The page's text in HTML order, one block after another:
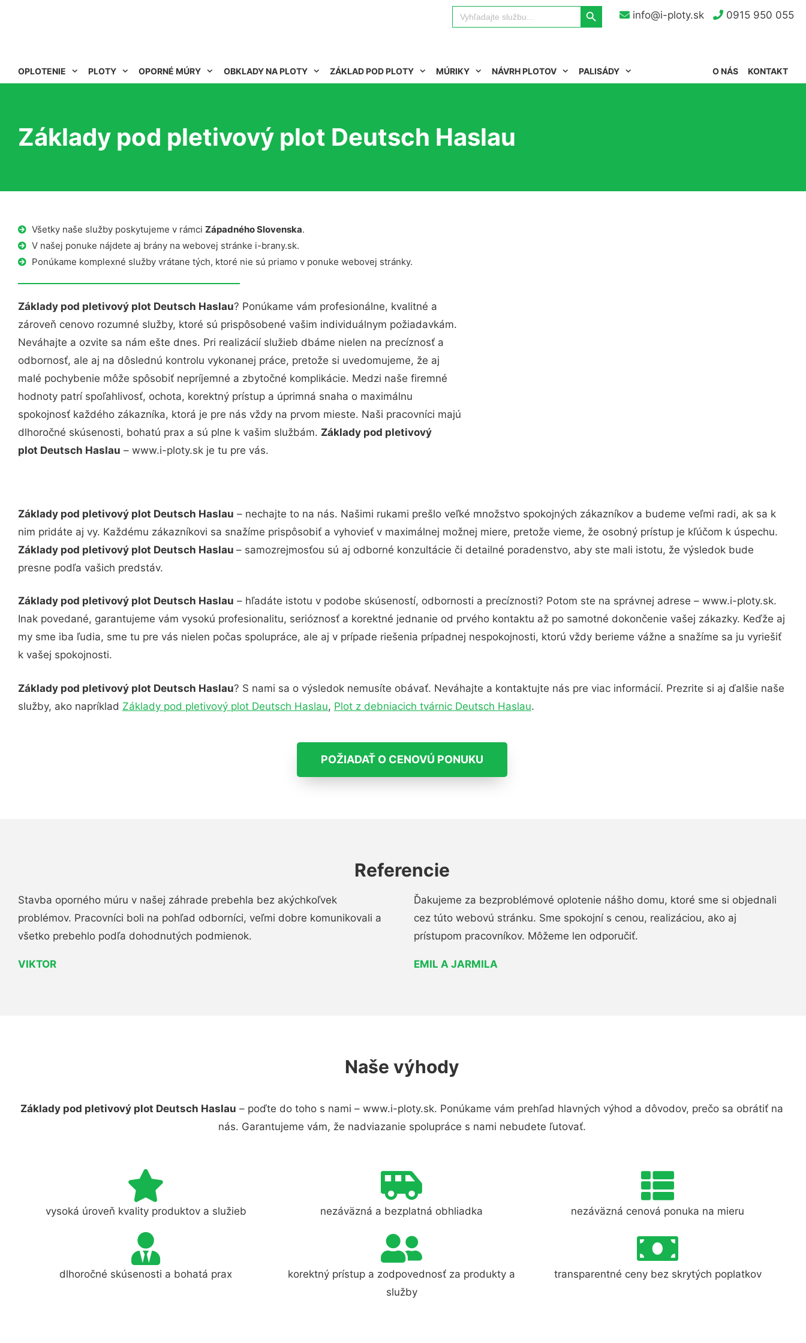
info@i-ploty.sk 0915 950 055
Search
for:
Search Button
OPLOTENIE PLOTY OPORNÉ MÚRY OBKLADY NA PLOTY ZÁKLAD POD PLOTY MÚRIKY NÁVRH PLOTOV PALISÁDY KONTAKT
O NÁS
Základy pod pletivový plot Deutsch Haslau
Všetky naše služby poskytujeme v rámci Západného Slovenska.
V našej ponuke nájdete aj brány na webovej stránke i-brany.sk.
Ponúkame komplexné služby vrátane tých, ktoré nie sú priamo v ponuke webovej stránky.
Základy pod pletivový plot Deutsch Haslau? Ponúkame vám profesionálne, kvalitné a
zároveň cenovo rozumné služby, ktoré sú prispôsobené vašim individuálnym požiadavkám.
Neváhajte a ozvite sa nám ešte dnes. Pri realizácií služieb dbáme nielen na precíznosť a
odbornosť, ale aj na dôslednú kontrolu vykonanej práce, pretože si uvedomujeme, že aj
malé pochybenie môže spôsobiť nepríjemné a zbytočné komplikácie. Medzi naše firemné
hodnoty patrí spoľahlivosť, ochota, korektný prístup a úprimná snaha o maximálnu
spokojnosť každého zákazníka, ktorá je pre nás vždy na prvom mieste. Naši pracovníci majú
dlhoročné skúsenosti, bohatú prax a sú plne k vašim službám. Základy pod pletivový
plot Deutsch Haslau – www.i-ploty.sk je tu pre vás.
Základy pod pletivový plot Deutsch Haslau – nechajte to na nás. Našimi rukami prešlo veľké množstvo spokojných zákazníkov a budeme veľmi radi, ak sa k
nim pridáte aj vy. Každému zákazníkovi sa snažíme prispôsobiť a vyhovieť v maximálnej možnej miere, pretože vieme, že osobný prístup je kľúčom k úspechu.
Základy pod pletivový plot Deutsch Haslau – samozrejmosťou sú aj odborné konzultácie či detailné poradenstvo, aby ste mali istotu, že výsledok bude
presne podľa vašich predstáv.
Základy pod pletivový plot Deutsch Haslau – hľadáte istotu v podobe skúseností, odbornosti a precíznosti? Potom ste na správnej adrese – www.i-ploty.sk.
Inak povedané, garantujeme vám vysokú profesionalitu, serióznosť a korektné jednanie od prvého kontaktu až po samotné dokončenie vašej zákazky. Keďže aj
my sme iba ľudia, sme tu pre vás nielen počas spolupráce, ale aj v prípade riešenia prípadnej nespokojnosti, ktorú vždy berieme vážne a snažíme sa ju vyriešiť
k vašej spokojnosti.
Základy pod pletivový plot Deutsch Haslau? S nami sa o výsledok nemusíte obávať. Neváhajte a kontaktujte nás pre viac informácií. Prezrite si aj ďalšie naše
služby, ako napríklad Základy pod pletivový plot Deutsch Haslau, Plot z debniacich tvárnic Deutsch Haslau.
POŽIADAŤ O CENOVÚ PONUKU
Referencie
Stavba oporného múru v našej záhrade prebehla bez akýchkoľvek
problémov. Pracovníci boli na pohľad odborníci, veľmi dobre komunikovali a
všetko prebehlo podľa dohodnutých podmienok.
VIKTOR
Ďakujeme za bezproblémové oplotenie nášho domu, ktoré sme si objednali
cez túto webovú stránku. Sme spokojní s cenou, realizáciou, ako aj
prístupom pracovníkov. Môžeme len odporučiť.
EMIL A JARMILA
Naše výhody
Základy pod pletivový plot Deutsch Haslau – poďte do toho s nami – www.i-ploty.sk. Ponúkame vám prehľad hlavných výhod a dôvodov, prečo sa obrátiť na
nás. Garantujeme vám, že nadviazanie spolupráce s nami nebudete ľutovať.
vysoká úroveň kvality produktov a služieb nezáväzná a bezplatná obhliadka nezáväzná cenová ponuka na mieru
dlhoročné skúsenosti a bohatá prax
korektný prístup a zodpovednosť za produkty a
služby
transparentné ceny bez skrytých poplatkov